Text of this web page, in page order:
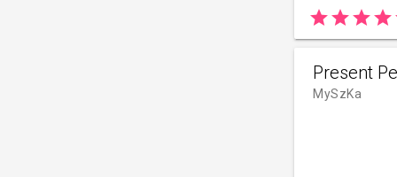
starstarstarstar
Present
MySzKa